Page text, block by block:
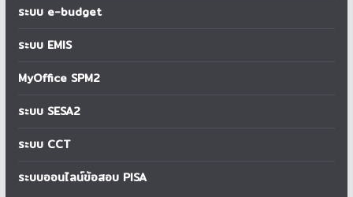
ระบบ e-budget
ระบบ EMIS
MyOffice SPM2
ระบบ SESA2
ระบบ CCT
ระบบออนไลน์ข้อสอบ PISA